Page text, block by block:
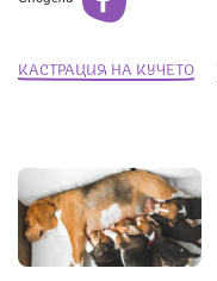
КАСТРАЦИЯ НА КУЧЕТО